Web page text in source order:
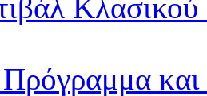
και